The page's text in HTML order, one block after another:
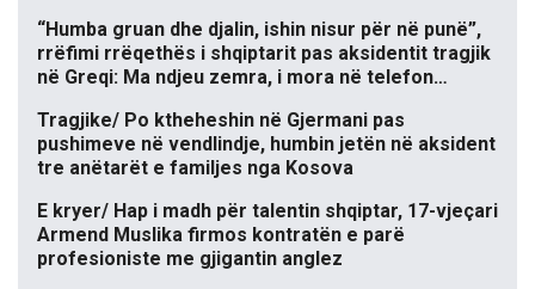
“Humba gruan dhe djalin, ishin nisur për në punë”,
rrëfimi rrëqethës i shqiptarit pas aksidentit tragjik
në Greqi: Ma ndjeu zemra, i mora në telefon…
Tragjike/ Po ktheheshin në Gjermani pas
pushimeve në vendlindje, humbin jetën në aksident
tre anëtarët e familjes nga Kosova
E kryer/ Hap i madh për talentin shqiptar, 17-vjeçari
Armend Muslika firmos kontratën e parë
profesioniste me gjigantin anglez